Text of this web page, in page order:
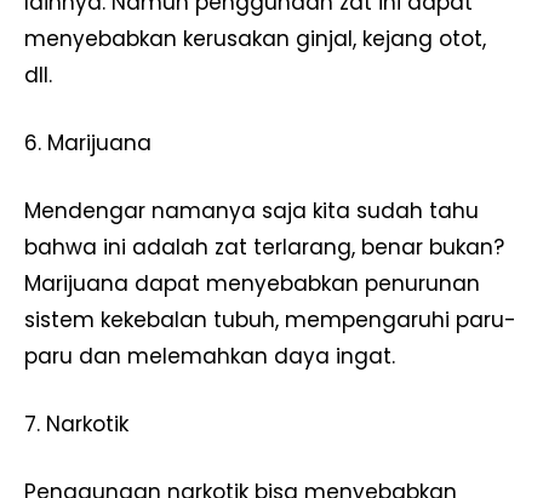
menyebabkan kerusakan ginjal, kejang otot,
dll.
6. Marijuana
Mendengar namanya saja kita sudah tahu
bahwa ini adalah zat terlarang, benar bukan?
Marijuana dapat menyebabkan penurunan
sistem kekebalan tubuh, mempengaruhi paru-
paru dan melemahkan daya ingat.
7. Narkotik